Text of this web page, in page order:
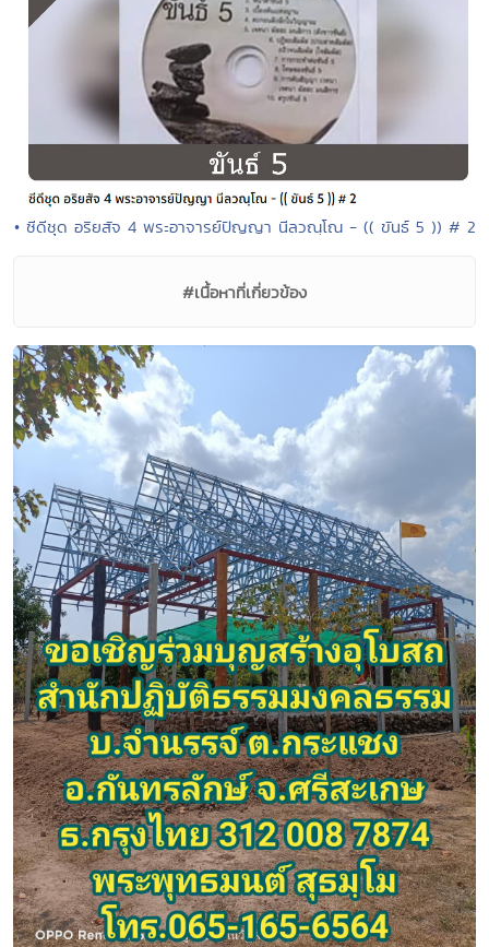
• ซีดีชุด อริยสัจ 4 พระอาจารย์ปัญญา นีลวณฺโณ - (( ขันธ์ 5 )) # 2
#เนื้อหาที่เกี่ยวข้อง